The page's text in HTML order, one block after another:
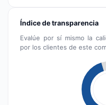
Índice de transparencia
Evalúe por sí mismo la
por los clientes de este